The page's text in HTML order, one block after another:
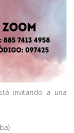
invitando a una